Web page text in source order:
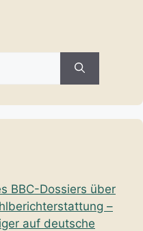
BBC-Dossiers über
–
auf deutsche